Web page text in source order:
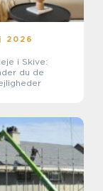
2026
i Skive:
du de